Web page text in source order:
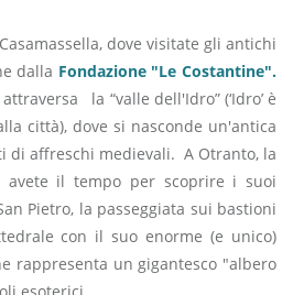
dove visitate gli antichi
dalla Fondazione "Le Costantine".
la “valle dell'Idro” (‘Idro’ è
città), dove si nasconde un'antica
di affreschi medievali. A Otranto, la
il tempo per scoprire i suoi
Pietro, la passeggiata sui bastioni
con il suo enorme (e unico)
rappresenta un gigantesco "albero